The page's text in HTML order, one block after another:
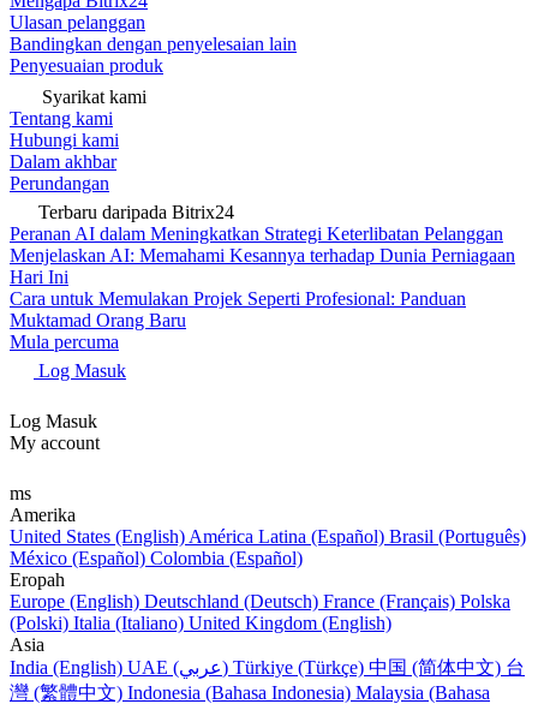
Ulasan pelanggan
Bandingkan dengan penyelesaian lain
Penyesuaian produk
Syarikat kami
Tentang kami
Hubungi kami
Dalam akhbar
Perundangan
Terbaru daripada Bitrix24
Peranan AI dalam Meningkatkan Strategi Keterlibatan Pelanggan
Menjelaskan AI: Memahami Kesannya terhadap Dunia Perniagaan
Hari Ini
Cara untuk Memulakan Projek Seperti Profesional: Panduan
Muktamad Orang Baru
Mula percuma
Log Masuk
Log Masuk
My account
ms
Amerika
United States (English) América Latina (Español) Brasil (Português)
México (Español) Colombia (Español)
Eropah
Europe (English) Deutschland (Deutsch) France (Français) Polska
(Polski) Italia (Italiano) United Kingdom (English)
Asia
India (English)
UAE (عربي) Türkiye (Türkçe) 中国 (简体中文) 台
灣 (繁體中文) Indonesia (Bahasa Indonesia) Malaysia (Bahasa